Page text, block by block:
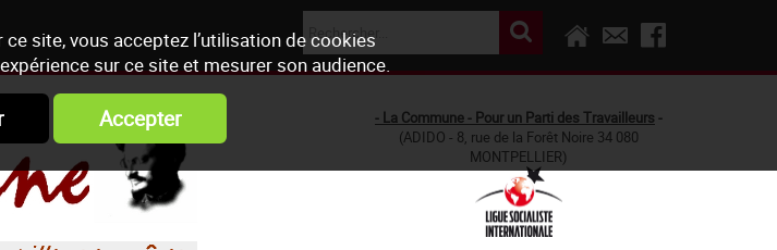
site, vous acceptez l’utilisation de cookies
sur ce site et mesurer son audience.
Accepter - La Commune - Pour un Parti des Travailleurs -
(ADIDO - 8, rue de la Forêt Noire 34 080
MONTPELLIER)